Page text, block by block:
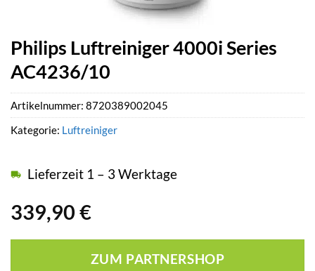
Philips Luftreiniger 4000i Series
AC4236/10
339,90 €
Lieferzeit 1 – 3 Werktage
ZUM PARTNERSHOP
Artikelnummer: 8720389002045
Kategorie: Luftreiniger